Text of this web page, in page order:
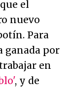
el
nuevo
Para
ganada por
en
, y de